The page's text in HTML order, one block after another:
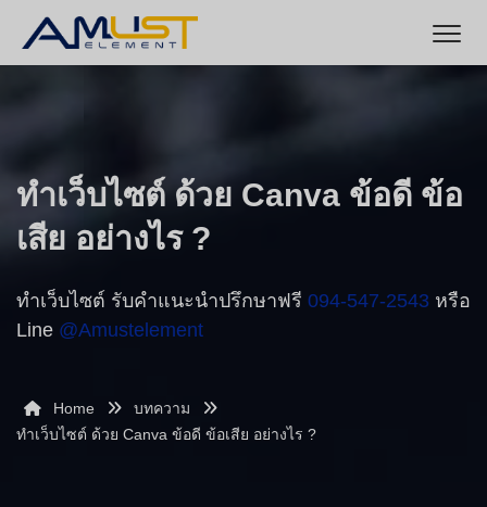
ทำเว็บไซต์ ด้วย Canva ข้อดี ข้อ
เสีย อย่างไร ?
ทำเว็บไซต์ รับคำแนะนำปรึกษาฟรี 094-547-2543 หรือ
Line @amustelement
Home
บทความ
ทำเว็บไซต์ ด้วย Canva ข้อดี ข้อเสีย อย่างไร ?